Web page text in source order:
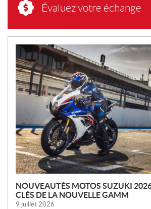
Évaluez votre échange
N
O
U
V
E
E
S
NOUVEAUTÉS MOTOS SUZUKI
CLÉS DE LA NOUVELLE GAMM
9 juillet 2026